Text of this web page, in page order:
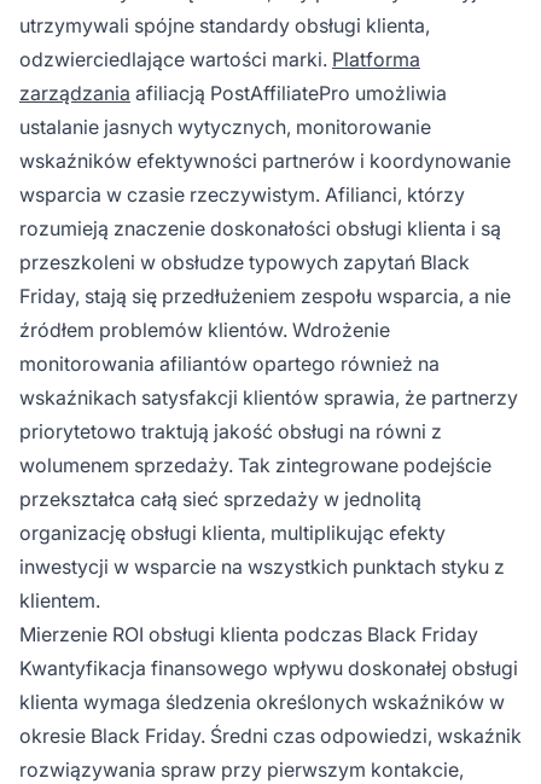
utrzymywali spójne standardy obsługi klienta,
odzwierciedlające wartości marki. Platforma
zarządzania afiliacją PostAffiliatePro umożliwia
ustalanie jasnych wytycznych, monitorowanie
wskaźników efektywności partnerów i koordynowanie
wsparcia w czasie rzeczywistym. Afilianci, którzy
rozumieją znaczenie doskonałości obsługi klienta i są
przeszkoleni w obsłudze typowych zapytań Black
Friday, stają się przedłużeniem zespołu wsparcia, a nie
źródłem problemów klientów. Wdrożenie
monitorowania afiliantów opartego również na
wskaźnikach satysfakcji klientów sprawia, że partnerzy
priorytetowo traktują jakość obsługi na równi z
wolumenem sprzedaży. Tak zintegrowane podejście
przekształca całą sieć sprzedaży w jednolitą
organizację obsługi klienta, multiplikując efekty
inwestycji w wsparcie na wszystkich punktach styku z
klientem.
Mierzenie ROI obsługi klienta podczas Black Friday
Kwantyfikacja finansowego wpływu doskonałej obsługi
klienta wymaga śledzenia określonych wskaźników w
okresie Black Friday. Średni czas odpowiedzi, wskaźnik
rozwiązywania spraw przy pierwszym kontakcie,